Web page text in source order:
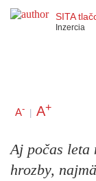
SITA
Inzercia
A- | A+
Aj počas leta
hrozby,